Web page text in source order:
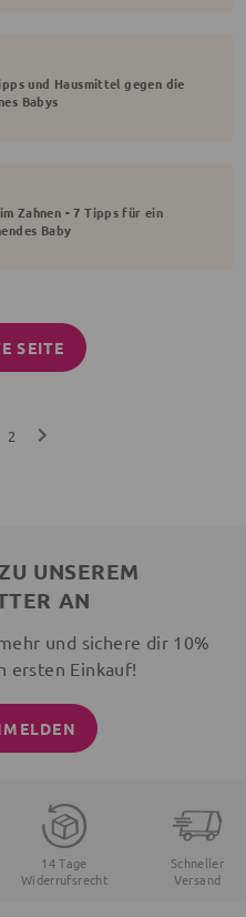
und Hausmittel gegen die
Babys
Zahnen - 7 Tipps für ein
Baby
SEITE
2
UNSEREM
AN
und sichere dir 10%
ersten Einkauf!
14 Tage
Widerrufsrecht
Schneller
Versand